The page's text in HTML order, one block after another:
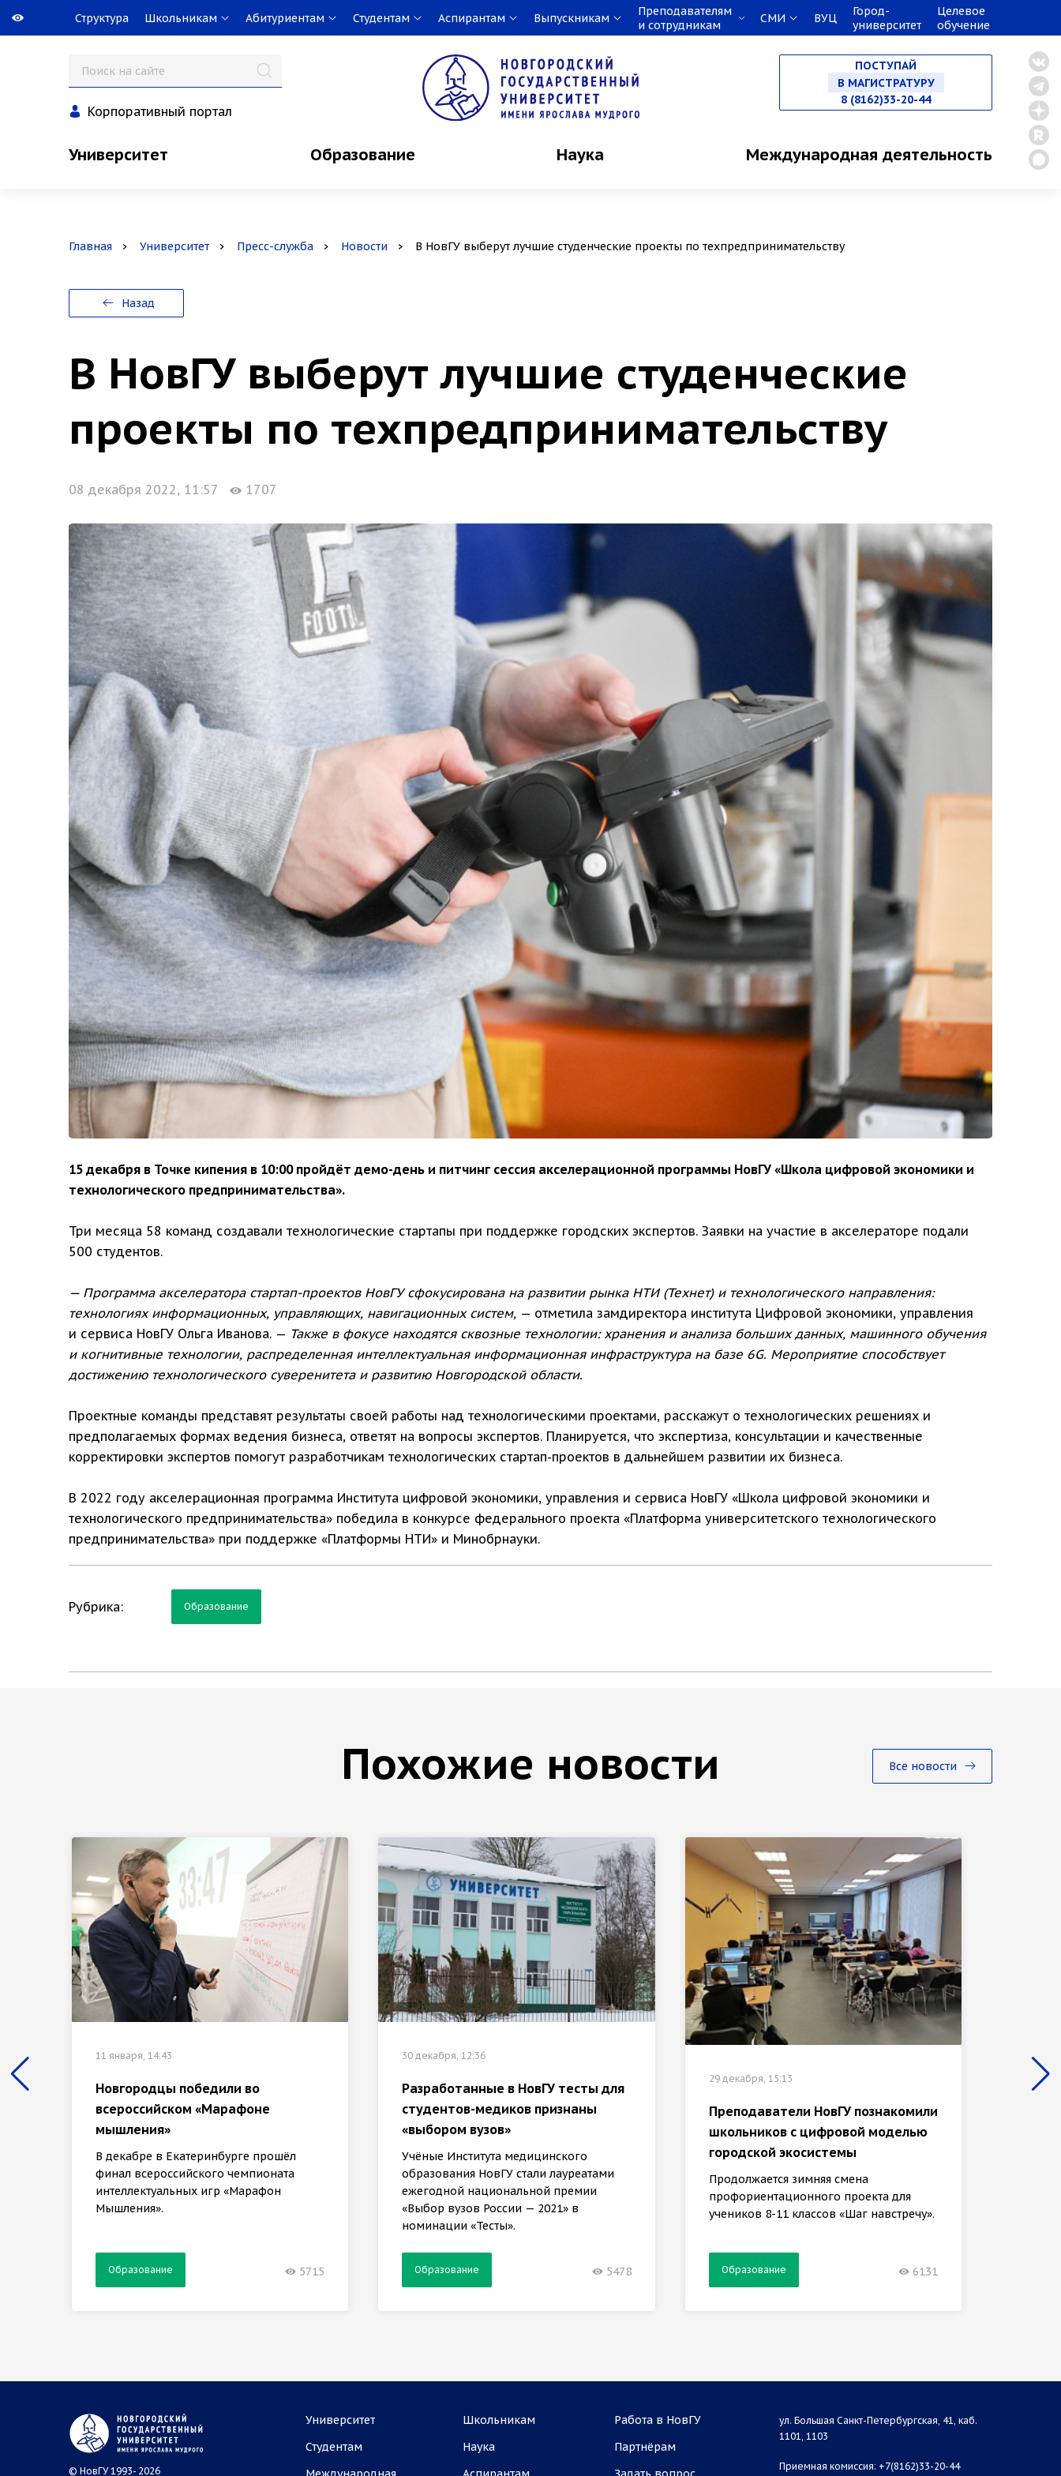
Структура Школьникам Абитуриентам Студентам Аспирантам Выпускникам
Преподавателям
и сотрудникам
СМИ ВУЦ
Город-
университет
Целевое
обучение
Корпоративный портал
ПОСТУПАЙ
НА СПЕЦИАЛИТЕТ
В МАГИСТРАТУРУ
8 (8162)33-20-44
Университет Образование Наука Международная деятельность
Главная Университет Пресс-служба Новости В НовГУ выберут лучшие студенческие проекты по техпредпринимательству
Назад
В НовГУ выберут лучшие студенческие
проекты по техпредпринимательству
08 декабря 2022, 11:57 1707
15 декабря в Точке кипения в 10:00 пройдёт демо-день и питчинг сессия акселерационной программы НовГУ «Школа цифровой экономики и
технологического предпринимательства».
Три месяца 58 команд создавали технологические стартапы при поддержке городских экспертов. Заявки на участие в акселераторе подали
500 студентов.
— Программа акселератора стартап-проектов НовГУ сфокусирована на развитии рынка НТИ (Технет) и технологического направления:
технологиях информационных, управляющих, навигационных систем, — отметила замдиректора института Цифровой экономики, управления
и сервиса НовГУ Ольга Иванова. — Также в фокусе находятся сквозные технологии: хранения и анализа больших данных, машинного обучения
и когнитивные технологии, распределенная интеллектуальная информационная инфраструктура на базе 6G. Мероприятие способствует
достижению технологического суверенитета и развитию Новгородской области.
Проектные команды представят результаты своей работы над технологическими проектами, расскажут о технологических решениях и
предполагаемых формах ведения бизнеса, ответят на вопросы экспертов. Планируется, что экспертиза, консультации и качественные
корректировки экспертов помогут разработчикам технологических стартап-проектов в дальнейшем развитии их бизнеса.
В 2022 году акселерационная программа Института цифровой экономики, управления и сервиса НовГУ «Школа цифровой экономики и
технологического предпринимательства» победила в конкурсе федерального проекта «Платформа университетского технологического
предпринимательства» при поддержке «Платформы НТИ» и Минобрнауки.
Рубрика: Образование
Похожие новости Все новости
11 января, 14:43
Новгородцы победили во
всероссийском «Марафоне
мышления»
В декабре в Екатеринбурге прошёл
финал всероссийского чемпионата
интеллектуальных игр «Марафон
Мышления».
Образование 5715
30 декабря, 12:36
Разработанные в НовГУ тесты для
студентов-медиков признаны
«выбором вузов»
Учёные Института медицинского
образования НовГУ стали лауреатами
ежегодной национальной премии
«Выбор вузов России — 2021» в
номинации «Тесты».
Образование 5478
29 декабря, 15:13
Преподаватели НовГУ познакомили
школьников с цифровой моделью
городской экосистемы
Продолжается зимняя смена
профориентационного проекта для
учеников 8-11 классов «Шаг навстречу».
Образование 6131
29
ГИС-
© НовГУ 1993- 2026
Университет
Студентам
Школьникам
Наука
Работа в НовГУ
Партнёрам
ул. Большая Санкт-Петербургская, 41, каб.
1101, 1103
Приемная комиссия: +7(8162)33-20-44